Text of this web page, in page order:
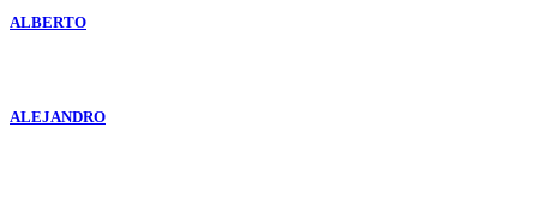
ALBERTO
ALEJANDRO